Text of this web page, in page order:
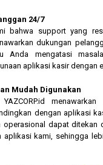
24/7
bahwa support yang
dukungan
Anda mengatasi
aplikasi kasir dengan
Mudah Digunakan
dengan aplikasi
operasional dapat ditekan
aplikasi kami, sehingga